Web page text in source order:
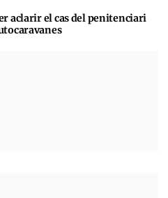
aclarir el cas del penitenciari